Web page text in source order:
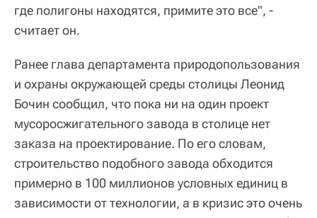
где полигоны находятся, примите это все", -
считает он.
Ранее глава департамента природопользования
и охраны окружающей среды столицы Леонид
Бочин сообщил, что пока ни на один проект
мусоросжигательного завода в столице нет
заказа на проектирование. По его словам,
строительство подобного завода обходится
примерно в 100 миллионов условных единиц в
зависимости от технологии, а в кризис это очень